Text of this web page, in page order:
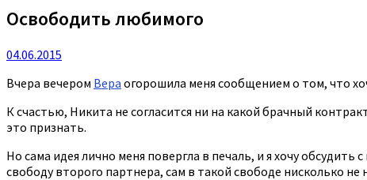
Освободить любимого
04.06.2015
Вчера вечером Вера огорошила меня сообщением о том, что
К счастью, Никита не согласится ни на какой брачный
это признать.
Но сама идея лично меня повергла в печаль, и я хочу
свободу второго партнера, сам в такой свободе нисколько не